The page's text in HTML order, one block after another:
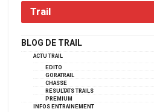
Trail
BLOG DE TRAIL
ACTU TRAIL
EDITO
GORATRAIL
CHASSE
RÉSULTATS TRAILS
PREMIUM
INFOS ENTRAINEMENT